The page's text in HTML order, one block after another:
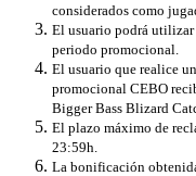
considerados como
El usuario podrá
periodo promocional.
El usuario que realice
promocional CEBO
Bigger Bass Blizard
El plazo máximo de
23:59h.
La bonificación